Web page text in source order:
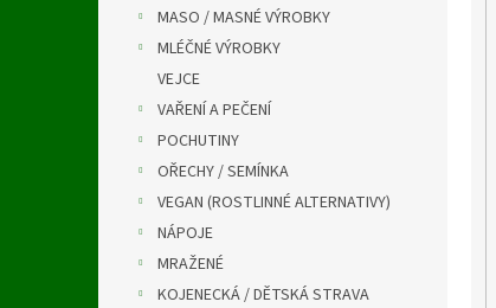
MASO / MASNÉ VÝROBKY
MLÉČNÉ VÝROBKY
VEJCE
VAŘENÍ A PEČENÍ
POCHUTINY
OŘECHY / SEMÍNKA
VEGAN (ROSTLINNÉ ALTERNATIVY)
NÁPOJE
MRAŽENÉ
KOJENECKÁ / DĚTSKÁ STRAVA